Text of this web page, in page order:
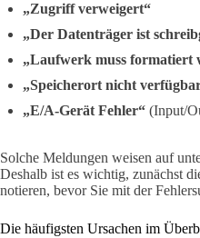
„Zugriff verweigert“
„Der Datenträger ist
„Laufwerk muss formatiert
„Speicherort nicht
„E/A-Gerät Fehler“ (Input/
Solche Meldungen weisen auf
Deshalb ist es wichtig, zunächst
notieren, bevor Sie mit der
Die häufigsten Ursachen im